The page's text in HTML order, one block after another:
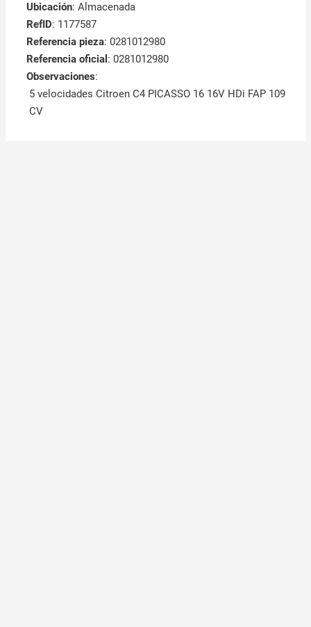
Ubicación: Almacenada
RefID: 1177587
Referencia pieza: 0281012980
Referencia oficial : 0281012980
Observaciones:
5 velocidades Citroen C4 PICASSO 16 16V HDi FAP 109
CV